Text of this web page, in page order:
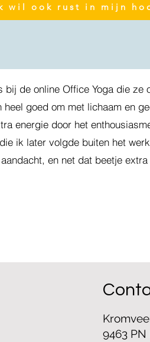
wil ook rust in mijn
de online Office Yoga die ze
goed om met lichaam en
energie door het
ik later volgde buiten het
en net dat beetje
9463 PN